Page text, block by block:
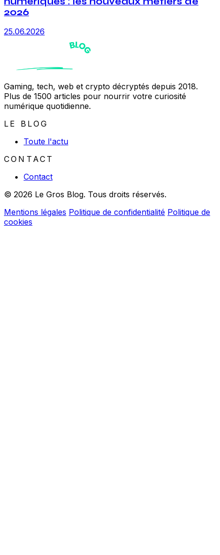
2026
25.06.2026
Gaming, tech, web et crypto décryptés depuis 2018.
Plus de 1500 articles pour nourrir votre curiosité
numérique quotidienne.
LE BLOG
Toute l'actu
CONTACT
Contact
© 2026 Le Gros Blog. Tous droits réservés.
Mentions légales Politique de confidentialité Politique de
cookies